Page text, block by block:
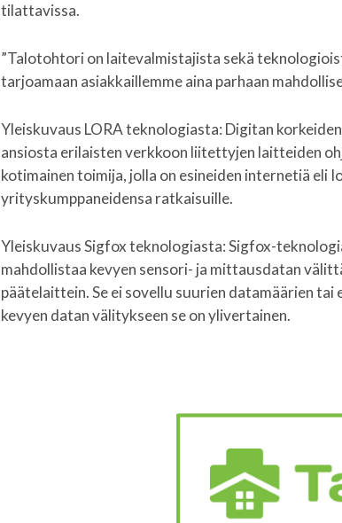
tilattavissa.
”Talotohtori on laitevalmistajista sekä
tarjoamaan asiakkaillemme aina parhaan
Yleiskuvaus LORA teknologiasta: Digitan
ansiosta erilaisten verkkoon liitettyjen laitteiden
kotimainen toimija, jolla on esineiden internetiä
yrityskumppaneidensa ratkaisuille.
Yleiskuvaus Sigfox teknologiasta: Sigfox-
mahdollistaa kevyen sensori- ja mittausdatan
päätelaittein. Se ei sovellu suurien datamäärien
kevyen datan välitykseen se on ylivertainen.